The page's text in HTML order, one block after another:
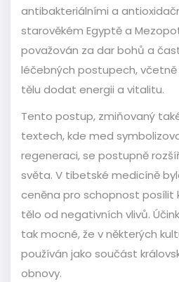
antibakteriálními a
starověkém Egyptě a
považován za dar bohů a
léčebných postupech,
tělu dodat energii a vitalitu.
Tento postup, zmiňovaný
textech, kde med
regeneraci, se postupně
světa. V tibetské medicíně
ceněna pro schopnost posílit
tělo od negativních vlivů.
tak mocné, že v některých
používán jako součást
obnovy.